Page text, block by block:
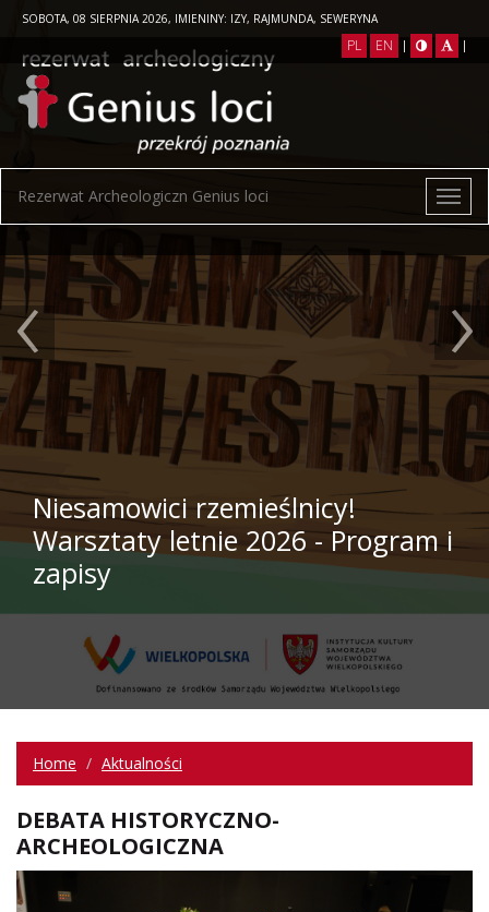
SOBOTA, 08 SIERPNIA 2026, IMIENINY: IZY, RAJMUNDA, SEWERYNA
PL EN | |
Rezerwat Archeologiczn Genius loci
Niesamowici rzemieślnicy!
Warsztaty letnie 2026 - Program i
zapisy
‹ ›
Home Aktualności
DEBATA HISTORYCZNO-
ARCHEOLOGICZNA